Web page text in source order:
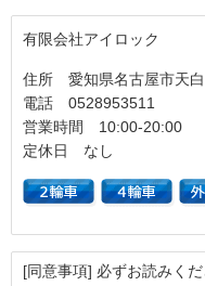
有限会社アイロック
住所 愛知県名古屋市天
電話 0528953511
営業時間 10:00-20:00
定休日 なし
[同意事項] 必ずお読みく